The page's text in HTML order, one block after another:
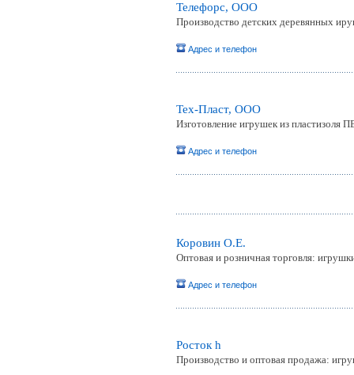
Телефорс, OOO
Производство детских деревянных
Адрес и телефон
Тех-Пласт, ООО
Изготовление игрушек из пластизоля
Адрес и телефон
Коровин О.Е.
Оптовая и розничная торговля:
Адрес и телефон
Росток h
Производство и оптовая продажа: